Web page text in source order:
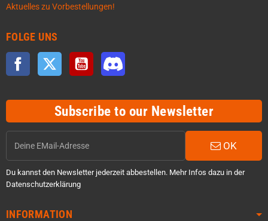
Aktuelles zu Vorbestellungen!
FOLGE UNS
Facebook Twitter YouTube
Subscribe to our Newsletter
OK
Du kannst den Newsletter jederzeit abbestellen. Mehr Infos dazu in der
Datenschutzerklärung
INFORMATION